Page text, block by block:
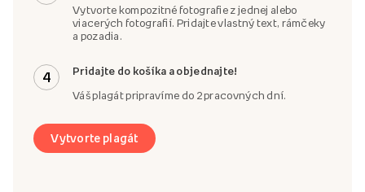
Vytvorte kompozitné fotografie z jednej alebo
viacerých fotografií. Pridajte vlastný text, rámčeky
a pozadia.
4 Pridajte do košíka a objednajte!
Váš plagát pripravíme do 2 pracovných dní.
Vytvorte plagát